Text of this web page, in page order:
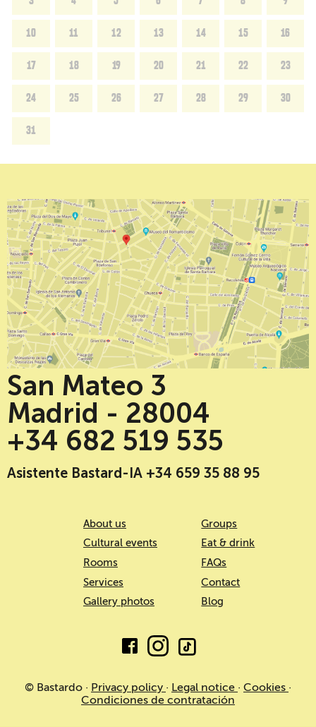
10 11 12 13 14 15 16
17 18 19 20 21 22 23
24 25 26 27 28 29 30
31
San Mateo 3
Madrid - 28004
+34 682 519 535
Asistente Bastard-IA +34 659 35 88 95
About us
Cultural events
Rooms
Services
Gallery photos
Groups
Eat & drink
FAQs
Contact
Blog
© Bastardo · Privacy policy · Legal notice · Cookies ·
Condiciones de contratación